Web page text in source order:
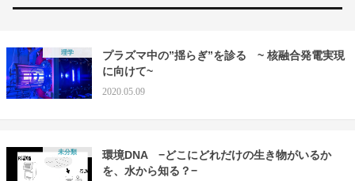
理学
プラズマ中の”揺らぎ”を診る ~ 核融合発電実現
に向けて~
2020.05.09
未分類
環境DNA −どこにどれだけの生き物がいるか
を、水から知る？−